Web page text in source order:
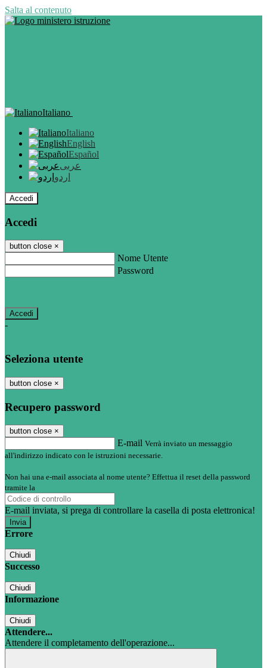
Salta al contenuto
Italiano
Italiano
English
Español
عربى
اردو
Accedi
Accedi
button close ×
Nome Utente
Password
-
Seleziona utente
button close ×
Recupero password
button close ×
E-mail Verrà inviato un messaggio
all'indirizzo indicato con le istruzioni necessarie.
Non hai una e-mail associata al nome utente? Effettua il reset della password
tramite la
E-mail inviata, si prega di controllare la casella di posta elettronica!
Errore
Chiudi
Successo
Chiudi
Informazione
Chiudi
Attendere...
Attendere il completamento dell'operazione...